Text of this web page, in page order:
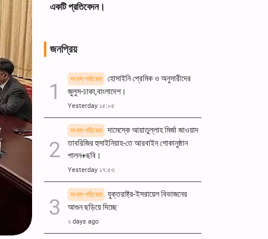
একটি প্রতিবেদন।
জনপ্রিয়
সংবাদ পরিষেবা
হোসাইনি প্রেমিক ও অনুসারীদের
জুলুস-ঢাকা,বাংলাদেশ।
Yesterday ১৫:০৫
সংবাদ পরিষেবা
দামেস্কে আয়াতুল্লাহ মির্জা জাওয়াদ
তাবরিজির হুসাইনিয়াহ-তে আরবাইন শোকানুষ্ঠান
পালন+ছবি।
Yesterday ১৭:৫৩
সংবাদ পরিষেবা
যুক্তরাষ্ট্র-ইসরায়েল বিভাজনের
আগুন ছড়িয়ে দিচ্ছে
২ days ago